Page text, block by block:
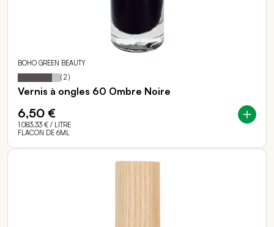
BOHO GREEN BEAUTY
Notation: 80
% of
( 2 )
Vernis à ongles 60 Ombre Noire
6,50 €
1 083,33 € / LITRE
FLACON DE 6ML